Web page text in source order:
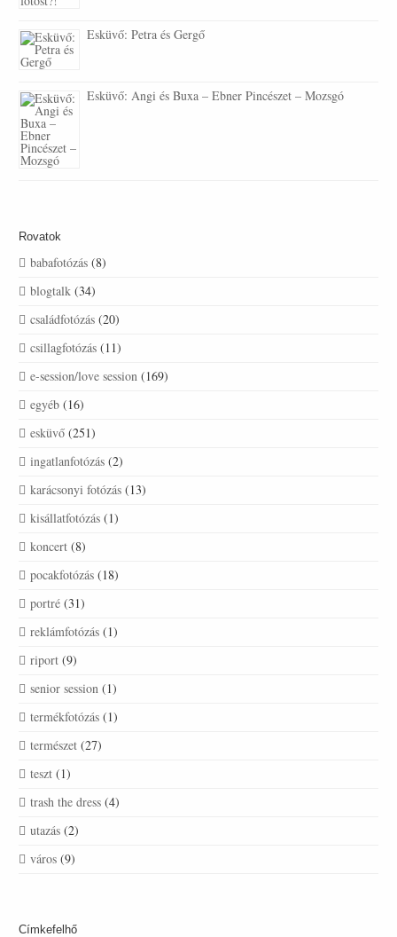
Esküvő: Petra és Gergő
Esküvő: Angi és Buxa – Ebner Pincészet – Mozsgó
Rovatok
babafotózás (8)
blogtalk (34)
családfotózás (20)
csillagfotózás (11)
e-session/love session (169)
egyéb (16)
esküvő (251)
ingatlanfotózás (2)
karácsonyi fotózás (13)
kisállatfotózás (1)
koncert (8)
pocakfotózás (18)
portré (31)
reklámfotózás (1)
riport (9)
senior session (1)
termékfotózás (1)
természet (27)
teszt (1)
trash the dress (4)
utazás (2)
város (9)
Címkefelhő